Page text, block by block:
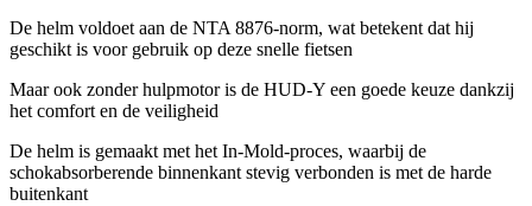
De helm voldoet aan de NTA 8876-norm, wat betekent dat hij
geschikt is voor gebruik op deze snelle fietsen
Maar ook zonder hulpmotor is de HUD-Y een goede keuze dankzij
het comfort en de veiligheid
De helm is gemaakt met het In-Mold-proces, waarbij de
schokabsorberende binnenkant stevig verbonden is met de harde
buitenkant